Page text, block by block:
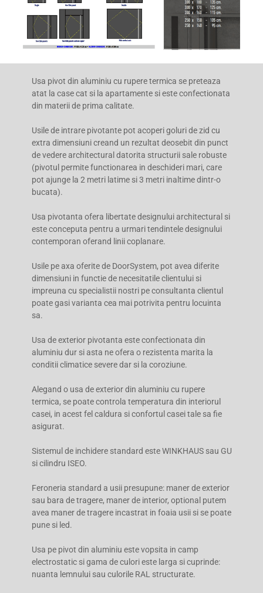
Usa pivot din aluminiu cu rupere termica se preteaza
atat la case cat si la apartamente si este confectionata
din materii de prima calitate.
Usile de intrare pivotante pot acoperi goluri de zid cu
extra dimensiuni creand un rezultat deosebit din punct
de vedere architectural datorita structurii sale robuste
(pivotul permite functionarea in deschideri mari, care
pot ajunge la 2 metri latime si 3 metri inaltime dintr-o
bucata).
Usa pivotanta ofera libertate designului architectural si
este conceputa pentru a urmari tendintele designului
contemporan oferand linii coplanare.
Usile pe axa oferite de DoorSystem, pot avea diferite
dimensiuni in functie de necesitatile clientului si
impreuna cu specialistii nostri pe consultanta clientul
poate gasi varianta cea mai potrivita pentru locuinta
sa.
Usa de exterior pivotanta este confectionata din
aluminiu dur si asta ne ofera o rezistenta marita la
conditii climatice severe dar si la coroziune.
Alegand o usa de exterior din aluminiu cu rupere
termica, se poate controla temperatura din interiorul
casei, in acest fel caldura si confortul casei tale sa fie
asigurat.
Sistemul de inchidere standard este WINKHAUS sau GU
si cilindru ISEO.
Feroneria standard a usii presupune: maner de exterior
sau bara de tragere, maner de interior, optional putem
avea maner de tragere incastrat in foaia usii si se poate
pune si led.
Usa pe pivot din aluminiu este vopsita in camp
electrostatic si gama de culori este larga si cuprinde:
nuanta lemnului sau culorile RAL structurate.